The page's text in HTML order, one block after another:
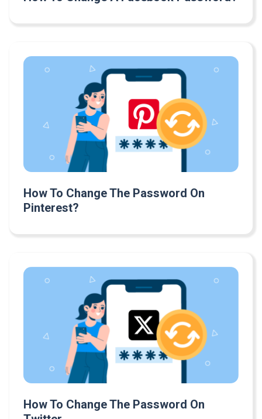
How To Change The Password On
Pinterest?
How To Change The Password On